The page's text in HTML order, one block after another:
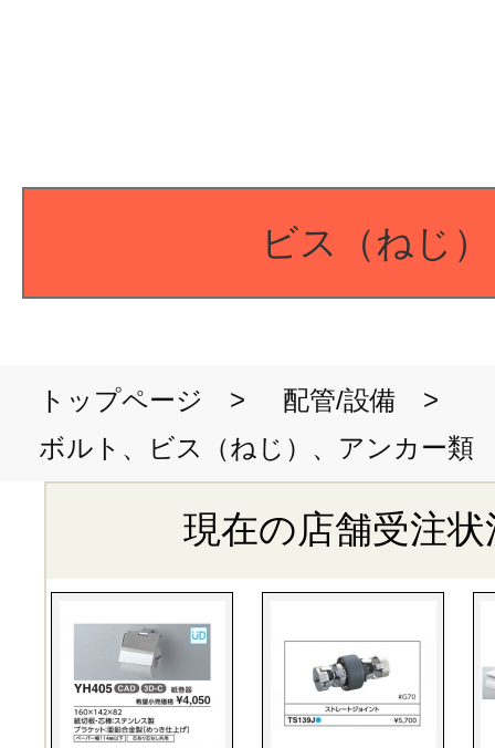
ビス（ねじ
トップページ > 配管/設備
>
ボルト、ビス（ねじ）、アンカー類
現在の店舗受注状